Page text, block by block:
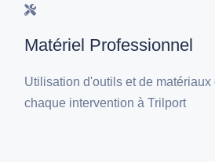
Matériel Professionnel
Utilisation d'outils et de
chaque intervention à Trilport